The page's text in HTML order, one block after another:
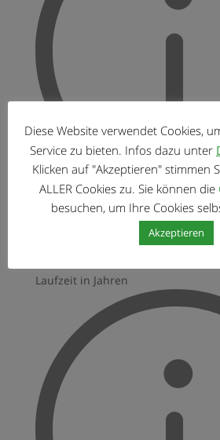
Anzahlung ist Bargeld, dass Sie
Laufzeit in Jahren
Diese Website verwendet Cookies,
Service zu bieten. Infos dazu unter
Klicken auf "Akzeptieren" stimmen
ALLER Cookies zu. Sie können die
besuchen, um Ihre Cookies
Akzeptieren